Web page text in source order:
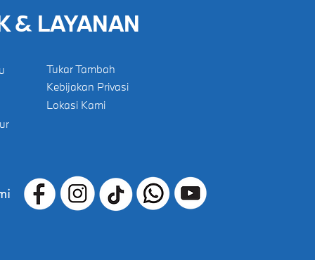
& LAYANAN
Tukar Tambah
Kebijakan Privasi
Lokasi Kami